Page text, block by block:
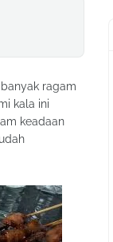
ragam
kala ini
keadaan